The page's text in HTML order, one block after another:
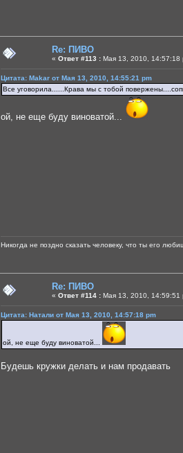
Re: ПИВО
« Ответ #113 : Мая 13, 2010, 14:57:18
Цитата: Makar от Мая 13, 2010, 14:55:21 pm
Все уговорила......Крава мы с тобой
ой, не еще буду виноватой...
Никогда не поздно сказать человеку, что ты его
Re: ПИВО
« Ответ #114 : Мая 13, 2010, 14:59:51
Цитата: Натали от Мая 13, 2010, 14:57:18 pm
ой, не еще буду виноватой...
Будешь кружки делать и нам продавать